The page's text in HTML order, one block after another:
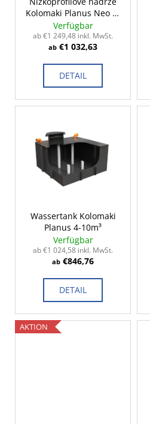
k
Kolomaki Planus Neo 2-
10m³
Verfügbar
ab €1 249,48 inkl. MwSt.
ab €1 032,63
DETAIL
Wassertank Kolomaki
Planus 4-10m³
Verfügbar
ab €1 024,58 inkl. MwSt.
ab €846,76
DETAIL
AKTION